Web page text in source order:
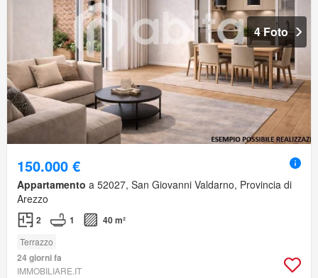
4 Foto
150.000 €
Appartamento a 52027, San Giovanni Valdarno, Provincia di
Arezzo
2 1 40 m²
Terrazzo
24 giorni fa
IMMOBILIARE.IT